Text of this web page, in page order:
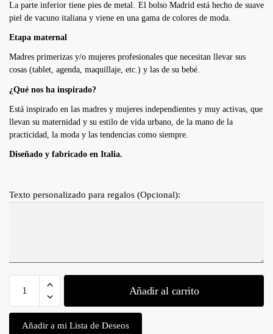
La parte inferior tiene pies de metal. El bolso Madrid está hecho de suave
piel de vacuno italiana y viene en una gama de colores de moda.
Etapa maternal
Madres primerizas y/o mujeres profesionales que necesitan llevar sus
cosas (tablet, agenda, maquillaje, etc.) y las de su bebé.
¿Qué nos ha inspirado?
Está inspirado en las madres y mujeres independientes y muy activas, que
llevan su maternidad y su estilo de vida urbano, de la mano de la
practicidad, la moda y las tendencias como siempre.
Diseñado y fabricado en Italia.
Texto personalizado para regalos (Opcional):
cambiador
Madrid
Metallic
Añadir al carrito
Añadir a mi Lista de Deseos